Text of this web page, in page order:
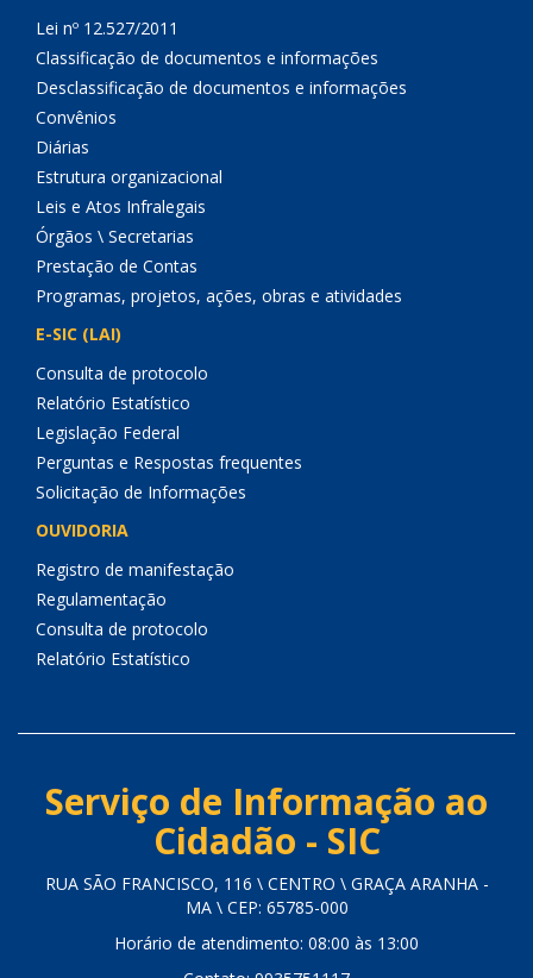
Lei nº 12.527/2011
Classificação de documentos e informações
Desclassificação de documentos e informações
Convênios
Diárias
Estrutura organizacional
Leis e Atos Infralegais
Órgãos \ Secretarias
Prestação de Contas
Programas, projetos, ações, obras e atividades
E-SIC (LAI)
Consulta de protocolo
Relatório Estatístico
Legislação Federal
Perguntas e Respostas frequentes
Solicitação de Informações
OUVIDORIA
Registro de manifestação
Regulamentação
Consulta de protocolo
Relatório Estatístico
Serviço de Informação ao
Cidadão - SIC
RUA SÃO FRANCISCO, 116 \ CENTRO \ GRAÇA ARANHA -
MA \ CEP: 65785-000
Horário de atendimento: 08:00 às 13:00